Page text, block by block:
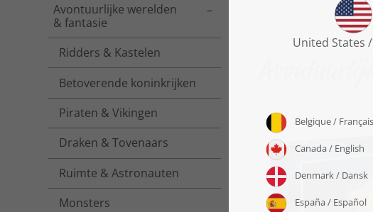
Avontuurlijke werelden
& fantasie
Toggle menu
Ridders & Kastelen
Betoverende koninkrijken
Piraten & Vikingen
Draken & Tovenaars
Ruimte & Astronauten
Monsters